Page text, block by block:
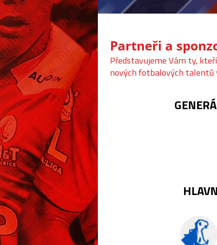
Partneři a
Představujeme Vám ty,
nových fotbalových talentů